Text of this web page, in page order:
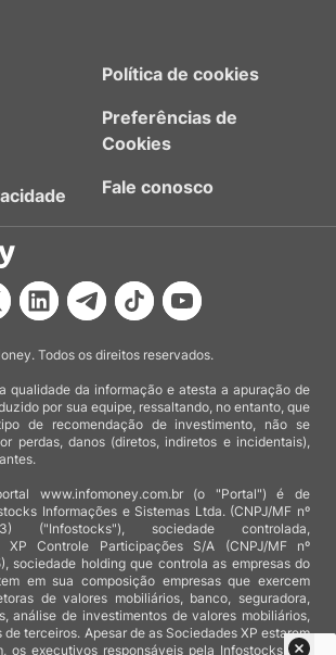
Política de cookies
Preferências de
Cookies
Fale conosco
Todos os direitos reservados.
qualidade da informação e atesta a apuração de
por sua equipe, ressaltando, no entanto, que
de recomendação de investimento, não se
perdas, danos (diretos, indiretos e incidentais),
www.infomoney.com.br (o "Portal") é de
Informações e Sistemas Ltda. (CNPJ/MF nº
03) ("Infostocks"), sociedade controlada,
XP Controle Participações S/A (CNPJ/MF nº
sociedade holding que controla as empresas do
em sua composição empresas que exercem
de valores mobiliários, banco, seguradora,
análise de investimentos de valores mobiliários,
de terceiros. Apesar de as Sociedades XP estarem
os executivos responsáveis pela Infostocks são